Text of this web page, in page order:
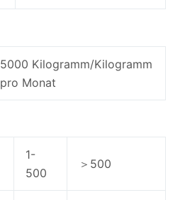
5000 Kilogramm/Kilogramm
pro Monat
1-
500
＞500